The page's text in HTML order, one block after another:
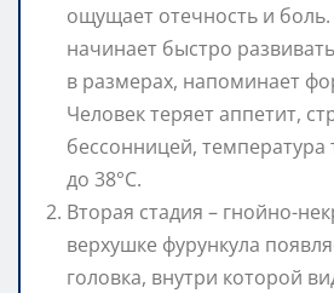
ощущает отечность и
начинает быстро
в размерах, напоминает
Человек теряет аппетит,
бессонницей,
до 38°С.
Вторая стадия – гнойно-
верхушке фурункула
головка, внутри которой